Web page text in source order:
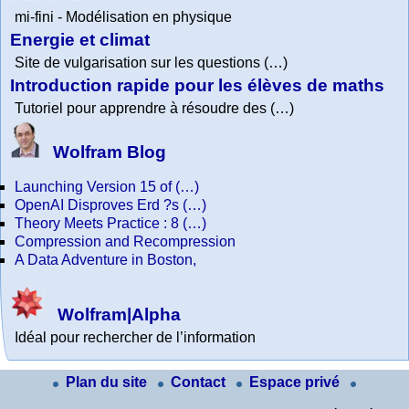
mi-fini - Modélisation en physique
Energie et climat
Site de vulgarisation sur les questions (…)
Introduction rapide pour les élèves de maths
Tutoriel pour apprendre à résoudre des (…)
Wolfram Blog
Launching Version 15 of (…)
OpenAI Disproves Erd ?s (…)
Theory Meets Practice : 8 (…)
Compression and Recompression
A Data Adventure in Boston,
Wolfram|Alpha
Idéal pour rechercher de l’information
Plan du site Contact Espace privé